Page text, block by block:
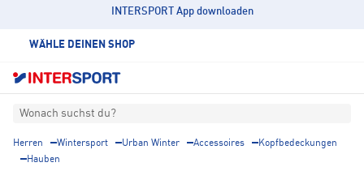
INTERSPORT App downloaden
WÄHLE DEINEN SHOP
Wonach suchst du?
Herren Wintersport Urban Winter Accessoires
Kopfbedeckungen
Hauben